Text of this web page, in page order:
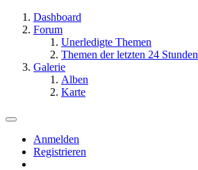
Dashboard
Forum
Unerledigte Themen
Themen der letzten 24 Stunden
Galerie
Alben
Karte
Anmelden
Registrieren